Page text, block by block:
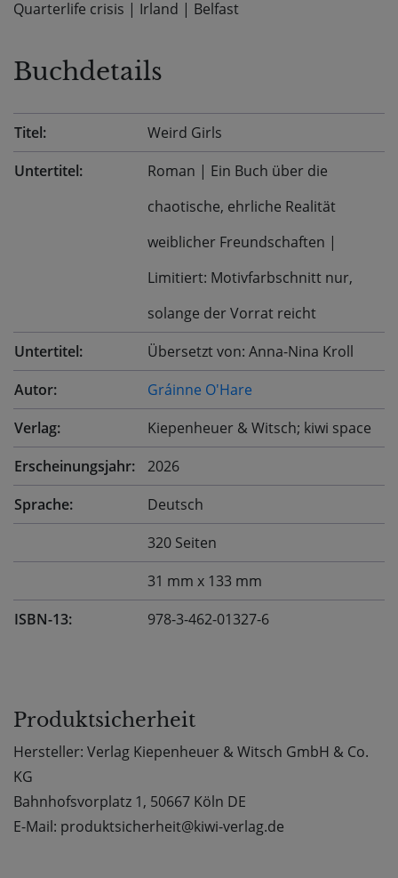
Quarterlife crisis | Irland | Belfast
Buchdetails
Titel:
Weird Girls
Untertitel:
Roman | Ein Buch über die
chaotische, ehrliche Realität
weiblicher Freundschaften |
Limitiert: Motivfarbschnitt nur,
solange der Vorrat reicht
Untertitel:
Übersetzt von: Anna-Nina Kroll
Autor:
Gráinne O'Hare
Verlag:
Kiepenheuer & Witsch; kiwi space
Erscheinungsjahr:
2026
Sprache:
Deutsch
320 Seiten
31 mm x 133 mm
ISBN-13:
978-3-462-01327-6
Produktsicherheit
Hersteller: Verlag Kiepenheuer & Witsch GmbH & Co.
KG
Bahnhofsvorplatz 1, 50667 Köln DE
E-Mail: produktsicherheit@kiwi-verlag.de